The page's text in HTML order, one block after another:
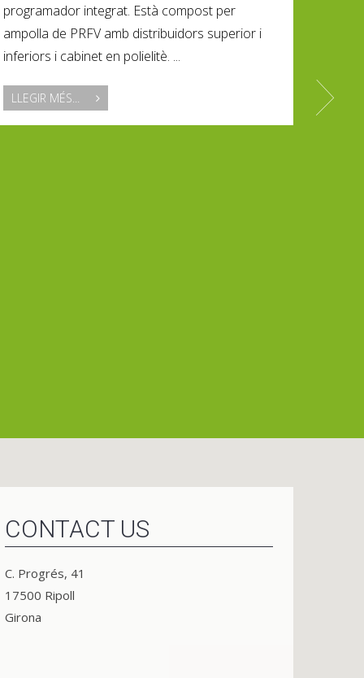
programador integrat. Està compost per
ampolla de PRFV amb distribuidors superior i
inferiors i cabinet en polielitè. ...
LLEGIR MÉS...
CONTACT US
C. Progrés, 41
17500 Ripoll
Girona